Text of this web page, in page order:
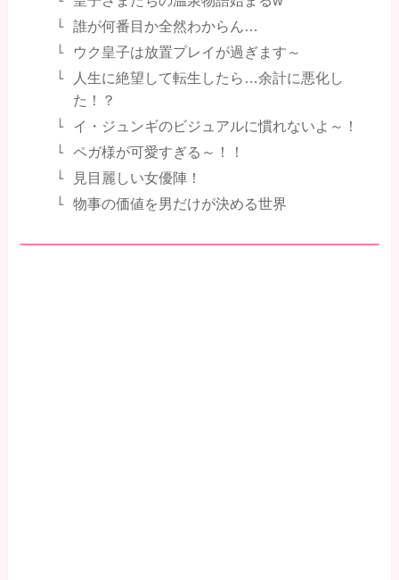
誰が何番目か全然わからん…
ウク皇子は放置プレイが過ぎます～
人生に絶望して転生したら…余計に悪化し
た！？
イ・ジュンギのビジュアルに慣れないよ～！
ペガ様が可愛すぎる～！！
見目麗しい女優陣！
物事の価値を男だけが決める世界